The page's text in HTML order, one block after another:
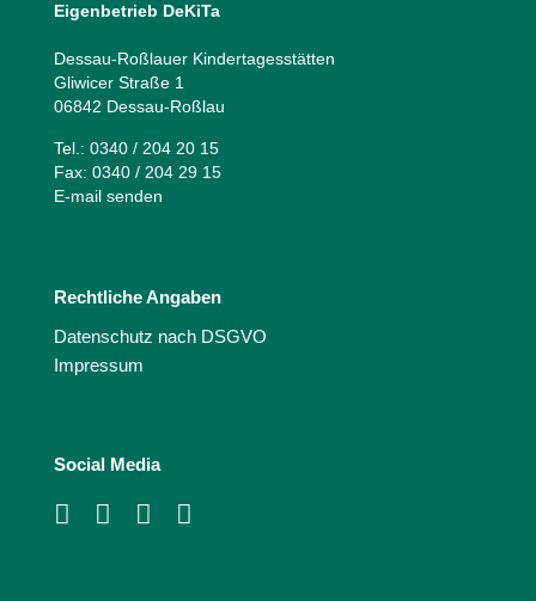
Eigenbetrieb DeKiTa
Dessau-Roßlauer Kindertagesstätten
Gliwicer Straße 1
06842 Dessau-Roßlau
Tel.: 0340 / 204 20 15
Fax: 0340 / 204 29 15
E-mail senden
Rechtliche Angaben
Datenschutz nach DSGVO
Impressum
Social Media